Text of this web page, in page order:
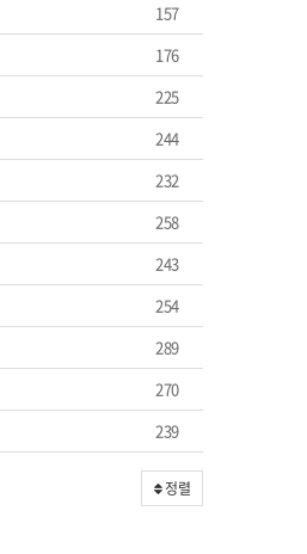
157
176
225
244
232
258
243
254
289
270
239
정렬